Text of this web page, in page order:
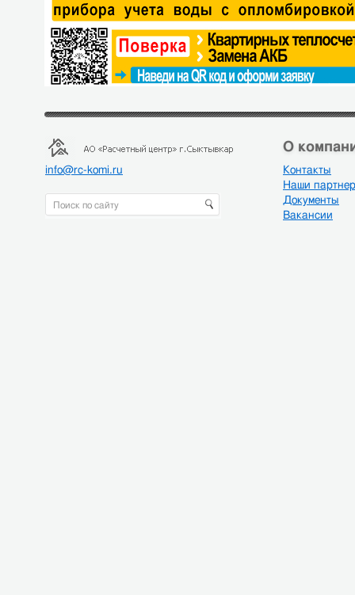
info@rc-komi.ru
О
Контакты
Наши
Документы
Вакансии